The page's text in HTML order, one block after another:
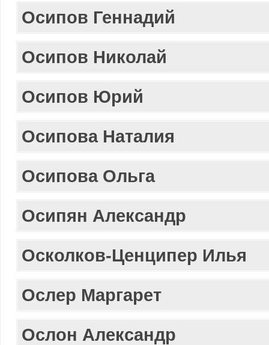
Осипов Геннадий
Осипов Николай
Осипов Юрий
Осипова Наталия
Осипова Ольга
Осипян Александр
Осколков-Ценципер Илья
Ослер Маргарет
Ослон Александр